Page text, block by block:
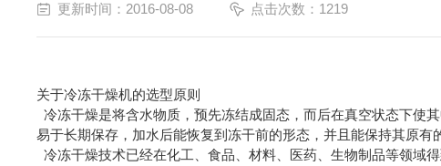
更新时间：2016-08-08 点击次数：1219
关于冷冻干燥机的选型原则
冷冻干燥是将含水物质，预先冻结成固态，而后在真空状态下使
易于长期保存，加水后能恢复到冻干前的形态，并且能保持其原有
冷冻干燥技术已经在化工、食品、材料、医药、生物制品等领域